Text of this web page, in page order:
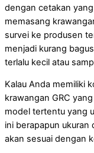
dengan cetakan
memasang
survei ke produsen
menjadi kurang
terlalu kecil atau
Kalau Anda memiliki
krawangan GRC
model tertentu yang
ini berapapun ukuran
akan sesuai dengan